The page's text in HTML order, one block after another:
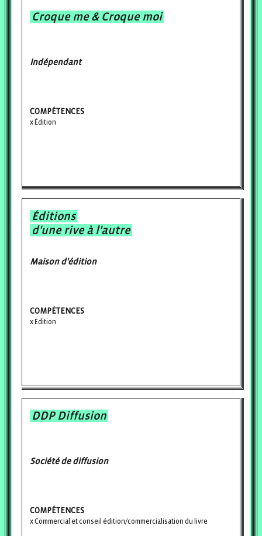
Croque me & Croque moi
Indépendant
COMPÉTENCES
Édition
Éditions
d'une rive à l'autre
Maison d'édition
COMPÉTENCES
Édition
DDP Diffusion
Société de diffusion
COMPÉTENCES
Commercial et conseil édition/commercialisation du livre